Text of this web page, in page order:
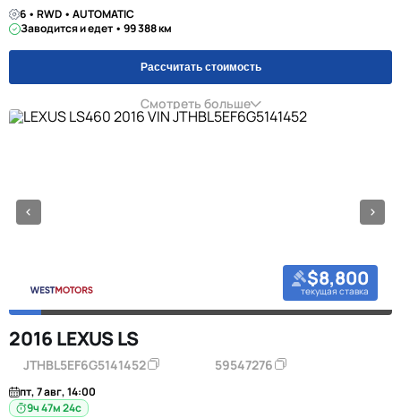
6 • RWD • AUTOMATIC
Заводится и едет • 99 388 км
Рассчитать стоимость
Смотреть больше
$8,800
текущая ставка
2016 LEXUS LS
JTHBL5EF6G5141452 59547276
пт, 7 авг, 14:00
9ч 47м 23с